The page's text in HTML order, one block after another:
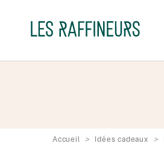
Accueil Idées cadeaux